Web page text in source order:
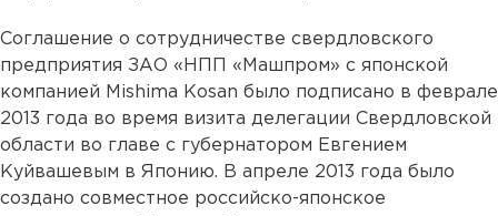
Соглашение о сотрудничестве свердловского
предприятия ЗАО «НПП «Машпром» с японской
компанией Mishima Kosan было подписано в феврале
2013 года во время визита делегации Свердловской
области во главе с губернатором Евгением
Куйвашевым в Японию. В апреле 2013 года было
создано совместное российско-японское